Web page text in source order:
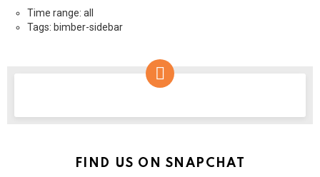
Time range: all
Tags: bimber-sidebar
FIND US ON SNAPCHAT